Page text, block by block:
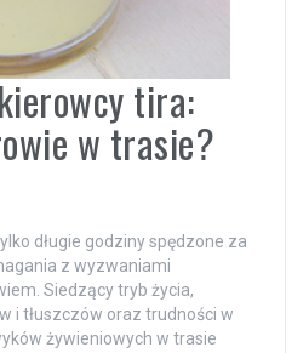
tira:
w trasie?
długie godziny spędzone za
z wyzwaniami
Siedzący tryb życia,
i tłuszczów oraz trudności w
żywieniowych w trasie